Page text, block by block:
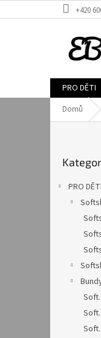
na
+420
PRO DĚTI
Domů
kategorie
PRO DĚTI